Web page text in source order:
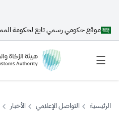
موقع حكومي رسمي تابع لحكومة
الرئيسية التواصل الإعلامي الأخبار